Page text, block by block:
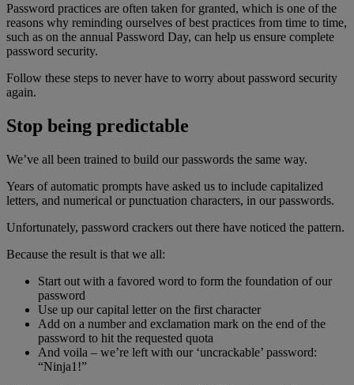
Password practices are often taken for granted, which is one of the
reasons why reminding ourselves of best practices from time to time,
such as on the annual Password Day, can help us ensure complete
password security.
Follow these steps to never have to worry about password security
again.
Stop being predictable
We’ve all been trained to build our passwords the same way.
Years of automatic prompts have asked us to include capitalized
letters, and numerical or punctuation characters, in our passwords.
Unfortunately, password crackers out there have noticed the pattern.
Because the result is that we all:
Start out with a favored word to form the foundation of our
password
Use up our capital letter on the first character
Add on a number and exclamation mark on the end of the
password to hit the requested quota
And voila – we’re left with our ‘uncrackable’ password:
“Ninja1!”